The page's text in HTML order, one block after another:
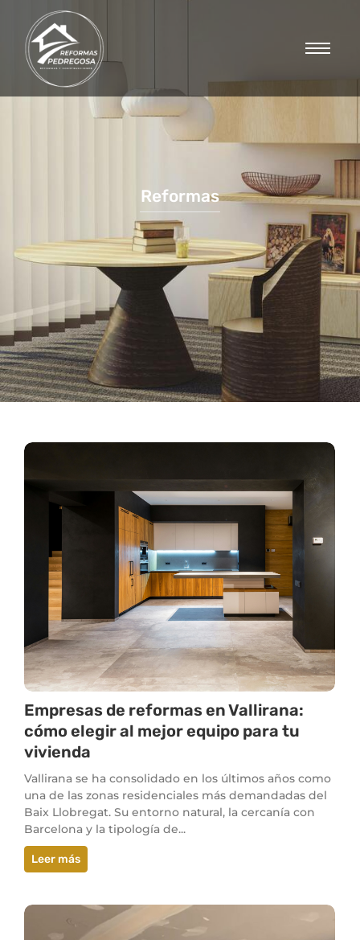
Reformas
Empresas de reformas en Vallirana:
cómo elegir al mejor equipo para tu
vivienda
Vallirana se ha consolidado en los últimos años como
una de las zonas residenciales más demandadas del
Baix Llobregat. Su entorno natural, la cercanía con
Barcelona y la tipología de...
Leer más